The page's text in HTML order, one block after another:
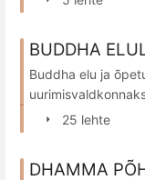
BUDDHA
Buddha elu ja
25 lehte
DHAMMA